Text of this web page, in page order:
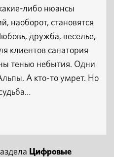
либо нюансы
наоборот, становятся
дружба, веселье,
клиентов санатория
тенью небытия. Одни
А кто-то умрет. Но
Цифровые